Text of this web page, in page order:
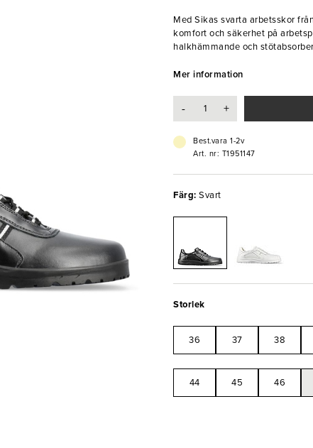
Med Sikas svarta arbetsskor
komfort och säkerhet på
halkhämmande och
fötterna andas och hållas
- Permair® läder
- God andningsförmåga
Mer information
- +
Best.vara 1-2v
Art. nr: T1951147
Färg: Svart
Storlek
36 37 38
44 45 46